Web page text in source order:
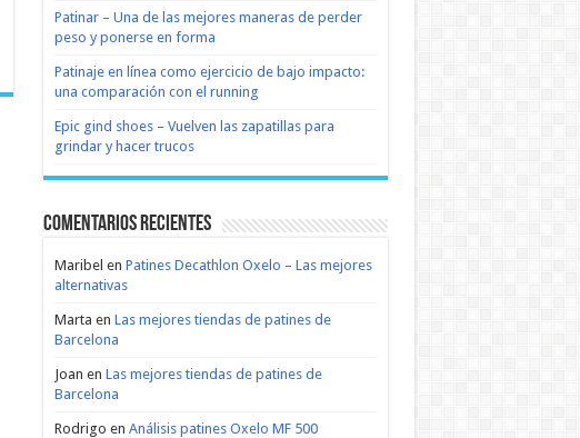
Patinar – Una de las mejores maneras de perder
peso y ponerse en forma
Patinaje en línea como ejercicio de bajo impacto:
una comparación con el running
Epic gind shoes – Vuelven las zapatillas para
grindar y hacer trucos
Comentarios recientes
Maribel en Patines Decathlon Oxelo – Las mejores
alternativas
Marta en Las mejores tiendas de patines de
Barcelona
Joan en Las mejores tiendas de patines de
Barcelona
Rodrigo en Análisis patines Oxelo MF 500